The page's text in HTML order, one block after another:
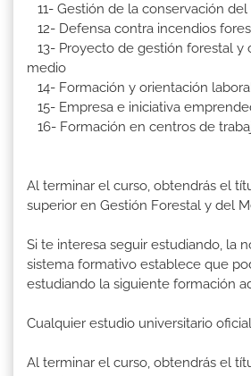
11- Gestión de la conservación
12- Defensa contra incendios
13- Proyecto de gestión forestal y
medio
14- Formación y orientación
15- Empresa e iniciativa
16- Formación en centros de
Al terminar el curso, obtendrás el
superior en Gestión Forestal y del
Si te interesa seguir estudiando, la
sistema formativo establece que
estudiando la siguiente formación
Cualquier estudio universitario
Al terminar el curso, obtendrás el